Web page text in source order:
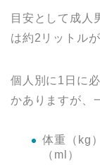
目安として成人
は約2リットル
個人別に1日に
かありますが、
体重（kg
（ml）